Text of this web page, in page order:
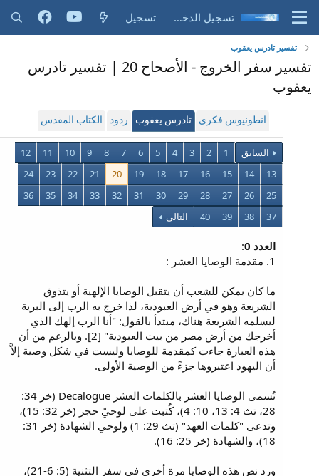
تسجيل الدخول تسجيل
تفسير تادرس يعقوب
تفسير سفر الخروج - الأصحاح 20 | تفسير تادرس
يعقوب
انطونيوس فكري تادرس يعقوب ردود الكتاب المقدس
السابق 1
2
3
4
5
6
7
8
9
10
11
12
13
14
15
16
17
18
19
20
21
22
23
24
25
26
27
28
29
30
31
32
33
34
35
36
37
38
39
40 التالي
العدد 0
:
1. مقدمة الوصايا العشر :
ما كان يمكن للشعب أن يتقبل الوصايا الإلهية أو يتذوق
الشريعة وهو في أرض العبودية، لذا خرج به الرب إلى البرية
ليسلمه الشريعة هناك، مبتدأ بالقول: "أنا الرب إلهك الذي
أخرجك من أرض مصر من بيت العبودية" [2]. وبالرغم من أن
هذه العبارة جاءت كمقدمة للوصايا وليست في شكل وصية إلاَّ
أن اليهود اعتبروها جزءً من الوصية الأولى.
تُسمى الوصايا العشر بالكلمات العشر Decalogue (خر 34:
28، تث 4: 13، 10: 4)، كُتبت على لوحيّ حجر (خر 32: 15)،
وتدعى "كلمات العهد" (تث 29: 1) ولوحي الشهادة (خر 31:
18)، والشهادة (خر 25: 16).
ورد نص هذه الوصايا مرة أخرى في سفر التثنية (5: 6-21)،